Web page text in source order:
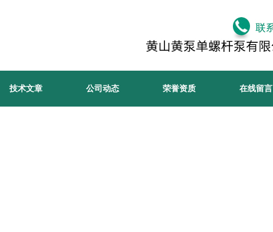
技术文章 公司动态 荣誉资质 在线留言